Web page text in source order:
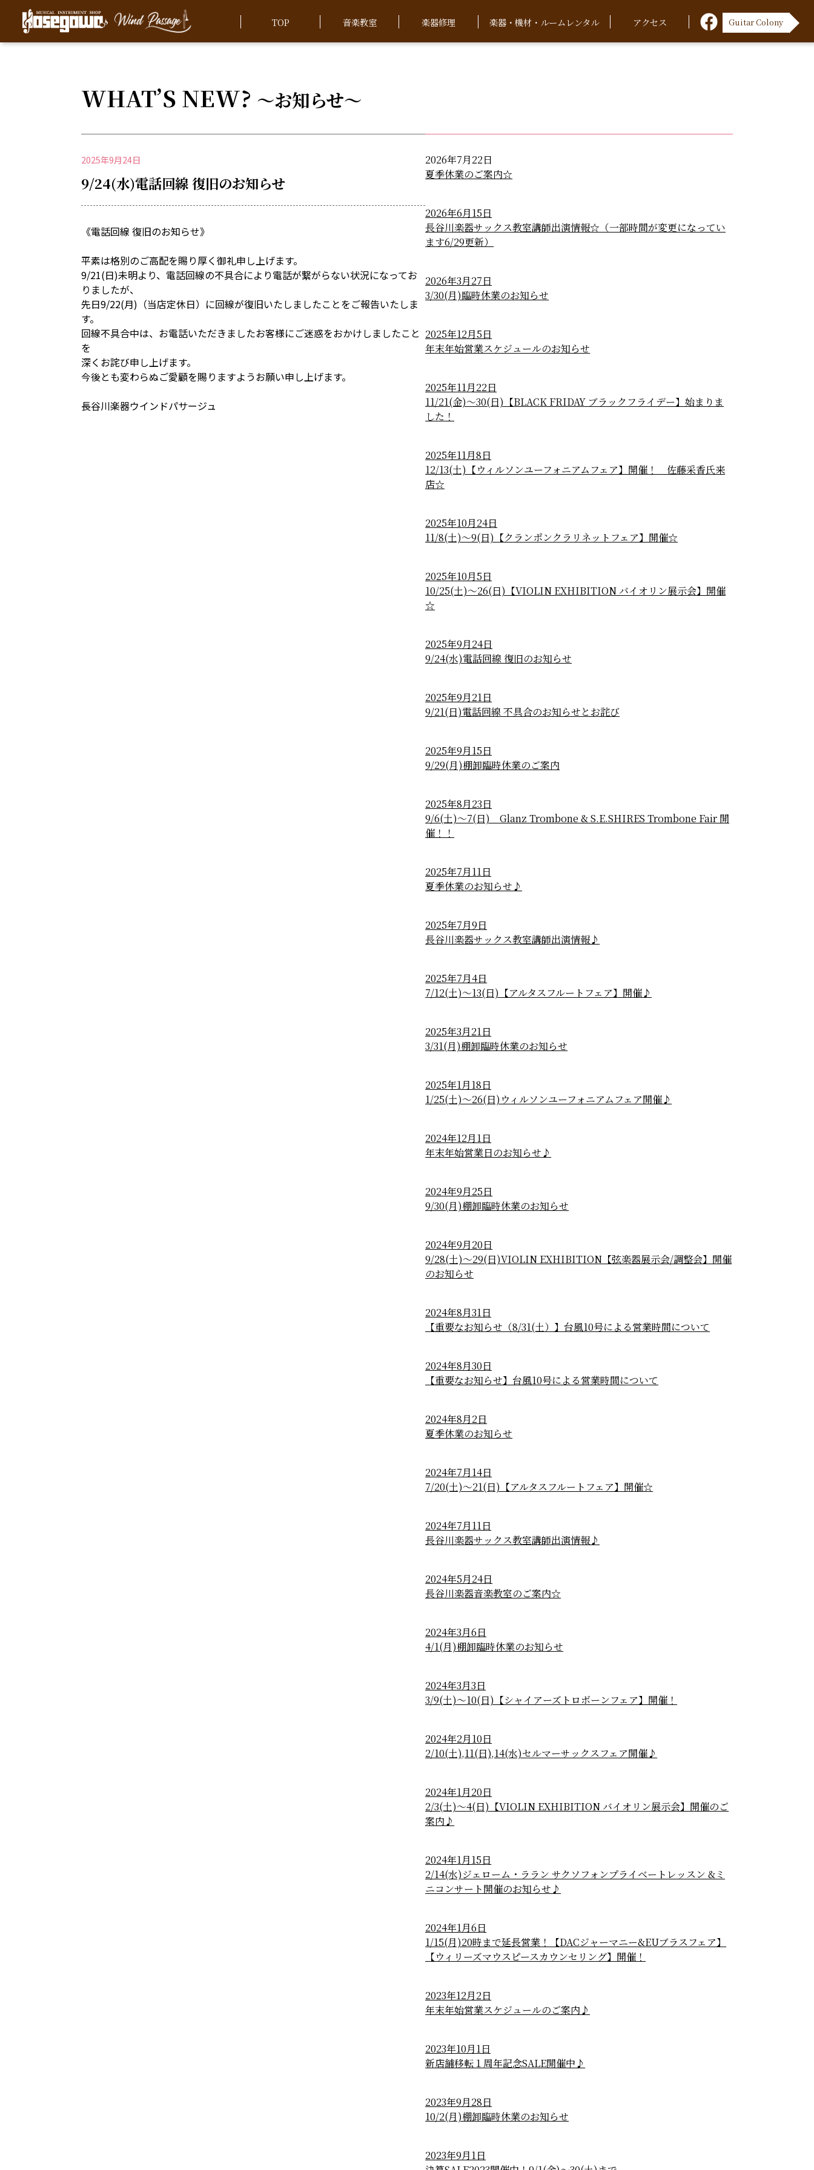
TOP 音楽教室 楽器修理 楽器・機材・ルームレンタル アクセス Guitar Colony
WHAT’S NEW? ～お知らせ～
2025年9月24日
9/24(水)電話回線 復旧のお知らせ
《電話回線 復旧のお知らせ》
平素は格別のご高配を賜り厚く御礼申し上げます。
9/21(日)未明より、電話回線の不具合により電話が繋がらない状況になってお
りましたが、
先日9/22(月)（当店定休日）に回線が復旧いたしましたことをご報告いたしま
す。
回線不具合中は、お電話いただきましたお客様にご迷惑をおかけしましたこと
を
深くお詫び申し上げます。
今後とも変わらぬご愛顧を賜りますようお願い申し上げます。
長谷川楽器ウインドパサージュ
2026年7月22日
夏季休業のご案内☆
2026年6月15日
長谷川楽器サックス教室講師出演情報☆（一部時間が変更になってい
ます6/29更新）
2026年3月27日
3/30(月)臨時休業のお知らせ
2025年12月5日
年末年始営業スケジュールのお知らせ
2025年11月22日
11/21(金)～30(日)【BLACK FRIDAY ブラックフライデー】始まりま
した！
2025年11月8日
12/13(土)【ウィルソンユーフォニアムフェア】開催！ 佐藤采香氏来
店☆
2025年10月24日
11/8(土)～9(日)【クランポンクラリネットフェア】開催☆
2025年10月5日
10/25(土)～26(日)【VIOLIN EXHIBITION バイオリン展示会】開催
☆
2025年9月24日
9/24(水)電話回線 復旧のお知らせ
2025年9月21日
9/21(日)電話回線 不具合のお知らせとお詫び
2025年9月15日
9/29(月)棚卸臨時休業のご案内
2025年8月23日
9/6(土)～7(日) Glanz Trombone & S.E.SHIRES Trombone Fair 開
催！！
2025年7月11日
夏季休業のお知らせ♪
2025年7月9日
長谷川楽器サックス教室講師出演情報♪
2025年7月4日
7/12(土)～13(日)【アルタスフルートフェア】開催♪
2025年3月21日
3/31(月)棚卸臨時休業のお知らせ
2025年1月18日
1/25(土)～26(日)ウィルソンユーフォニアムフェア開催♪
2024年12月1日
年末年始営業日のお知らせ♪
2024年9月25日
9/30(月)棚卸臨時休業のお知らせ
2024年9月20日
9/28(土)～29(日)VIOLIN EXHIBITION【弦楽器展示会/調整会】開催
のお知らせ
2024年8月31日
【重要なお知らせ（8/31(土）】台風10号による営業時間について
2024年8月30日
【重要なお知らせ】台風10号による営業時間について
2024年8月2日
夏季休業のお知らせ
2024年7月14日
7/20(土)～21(日)【アルタスフルートフェア】開催☆
2024年7月11日
長谷川楽器サックス教室講師出演情報♪
2024年5月24日
長谷川楽器音楽教室のご案内☆
2024年3月6日
4/1(月)棚卸臨時休業のお知らせ
2024年3月3日
3/9(土)～10(日)【シャイアーズトロボーンフェア】開催！
2024年2月10日
2/10(土),11(日),14(水)セルマーサックスフェア開催♪
2024年1月20日
2/3(土)～4(日)【VIOLIN EXHIBITION バイオリン展示会】開催のご
案内♪
2024年1月15日
2/14(水)ジェローム・ララン サクソフォンプライベートレッスン &ミ
ニコンサート開催のお知らせ♪
2024年1月6日
1/15(月)20時まで延長営業！【DACジャーマニー&EUブラスフェア】
【ウィリーズマウスピースカウンセリング】開催！
2023年12月2日
年末年始営業スケジュールのご案内♪
2023年10月1日
新店舗移転１周年記念SALE開催中♪
2023年9月28日
10/2(月)棚卸臨時休業のお知らせ
2023年9月1日